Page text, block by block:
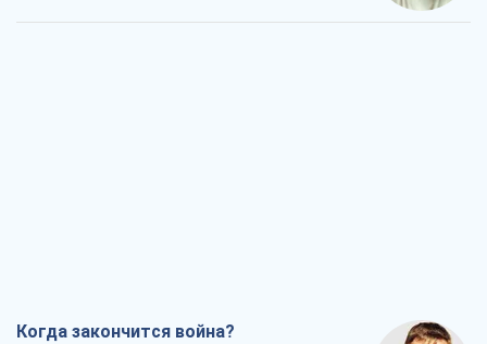
Когда закончится война?